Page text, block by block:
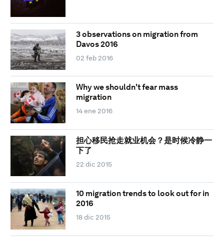
3 observations on migration from
Davos 2016
02 feb 2016
Why we shouldn't fear mass
migration
14 ene 2016
担心移民抢走就业机会？是时候冷静一
下了
22 dic 2015
10 migration trends to look out for in
2016
18 dic 2015